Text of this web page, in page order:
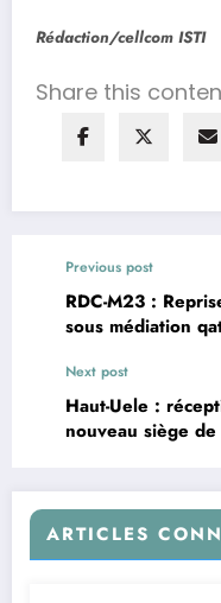
Rédaction/cellcom ISTI
Share this
Previous post
RDC-M23 :
sous médiation
Next post
Haut-Uele :
nouveau siège de
ARTICLES